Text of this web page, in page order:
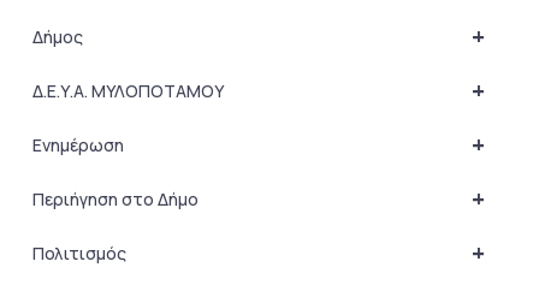
+
Δήμος
+
Δ.Ε.Υ.Α. ΜΥΛΟΠΟΤΑΜΟΥ
+
Ενημέρωση
+
Περιήγηση στο Δήμο
+
Πολιτισμός